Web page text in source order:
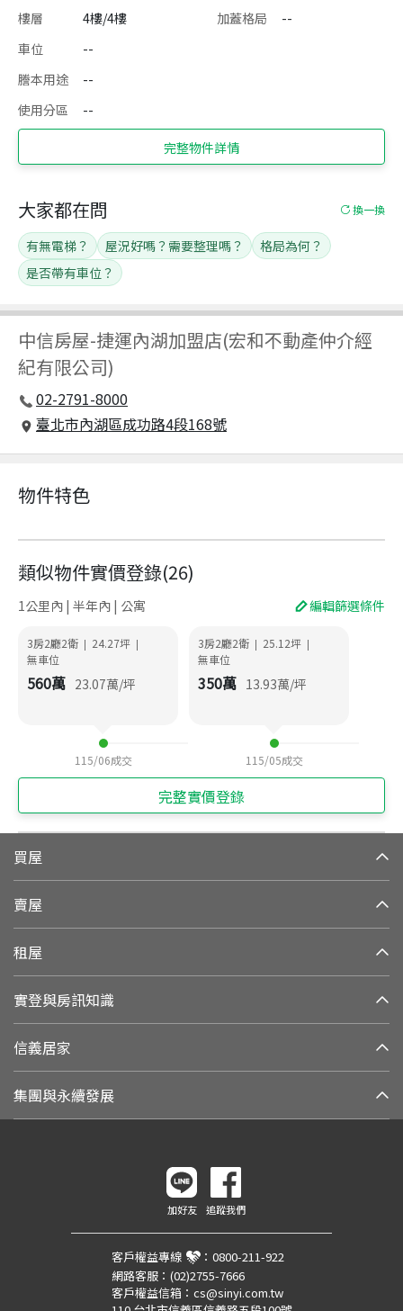
樓層
4樓/4樓 加蓋格局
--
車位
--
謄本用途
--
使用分區
--
完整物件詳情
中信房屋-捷運內湖加盟店(宏和不動產仲介經
紀有限公司)
02-2791-8000
臺北市內湖區成功路4段168號
大家都在問 換一換
有無電梯？ 屋況好嗎？需要整理嗎？
格局為何？
是否帶有車位？
物件特色
類似物件實價登錄(26)
1公里內 | 半年內 | 公寓 編輯篩選條件
3房2廳2衛 | 24.27坪 |
無車位
560萬 23.07萬/坪
115/06成交
3房2廳2衛 | 25.12坪 |
無車位
350萬 13.93萬/坪
115/05成交
完整實價登錄
買屋
賣屋
租屋
實登與房訊知識
信義居家
集團與永續發展
加好友 追蹤我們
客戶權益專線 ： 0800-211-922
網路客服： (02)2755-7666
客戶權益信箱： cs@sinyi.com.tw